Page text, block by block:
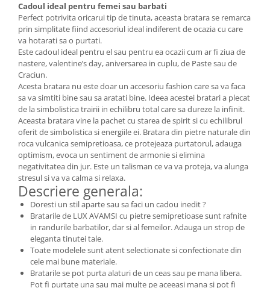
Cadoul ideal pentru femei sau barbati
Perfect potrivita oricarui tip de tinuta, aceasta bratara se remarca
prin simplitate fiind accesoriul ideal indiferent de ocazia cu care
va hotarati sa o purtati.
Este cadoul ideal pentru el sau pentru ea ocazii cum ar fi ziua de
nastere, valentine’s day, aniversarea in cuplu, de Paste sau de
Craciun.
Acesta bratara nu este doar un accesoriu fashion care sa va faca
sa va simtiti bine sau sa aratati bine. Ideea acestei bratari a plecat
de la simbolistica trairii in echilibru total care sa dureze la infinit.
Aceasta bratara vine la pachet cu starea de spirit si cu echilibrul
oferit de simbolistica si energiile ei. Bratara din pietre naturale din
roca vulcanica semipretioasa, ce protejeaza purtatorul, adauga
optimism, evoca un sentiment de armonie si elimina
negativitatea din jur. Este un talisman ce va va proteja, va alunga
stresul si va va calma si relaxa.
Descriere generala:
Doresti un stil aparte sau sa faci un cadou inedit ?
Bratarile de LUX AVAMSI cu pietre semipretioase sunt rafnite
in randurile barbatilor, dar si al femeilor. Adauga un strop de
eleganta tinutei tale.
Toate modelele sunt atent selectionate si confectionate din
cele mai bune materiale.
Bratarile se pot purta alaturi de un ceas sau pe mana libera.
Pot fi purtate una sau mai multe pe aceeasi mana si pot fi